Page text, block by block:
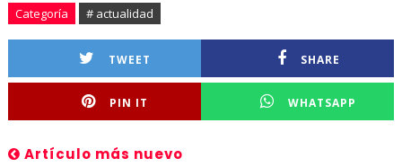
Categoría # actualidad
TWEET SHARE
PIN IT WHATSAPP
Artículo más nuevo